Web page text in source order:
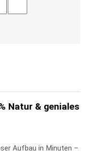
Natur & geniales
Aufbau in Minuten –